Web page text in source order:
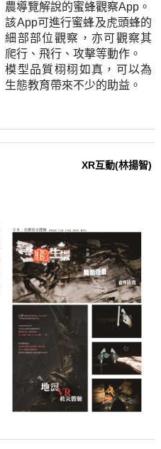
農導覽解說的蜜蜂觀察App。
該App可進行蜜蜂及虎頭蜂的
細部部位觀察，亦可觀察其
爬行、飛行、攻擊等動作。
模型品質栩栩如真，可以為
生態教育帶來不少的助益。
XR互動(林揚智)